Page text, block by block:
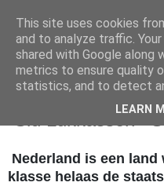
zondag 9 oktober 2022
-Sid Lukkassen-
Nederland is een land
klasse helaas de
This site uses cookies
and to analyze traffic.
shared with Google along
metrics to ensure quality
statistics, and to detect
LEARN